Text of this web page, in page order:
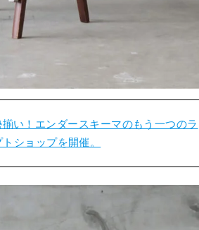
い！エンダースキーマのもう一つのラ
ショップを開催。